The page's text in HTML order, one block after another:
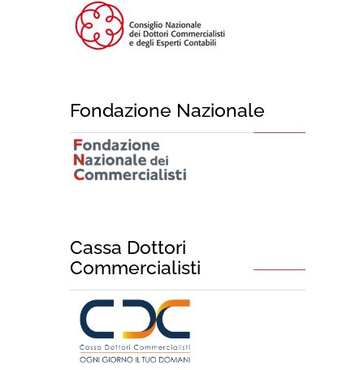
Fondazione Nazionale
Cassa Dottori
Commercialisti